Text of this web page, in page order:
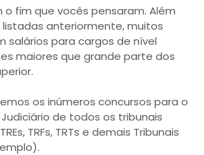
o fim que vocês pensaram. Além
anteriormente, muitos
salários para cargos de nível
maiores que grande parte dos
os inúmeros concursos para o
de todos os tribunais
TRFs, TRTs e demais Tribunais